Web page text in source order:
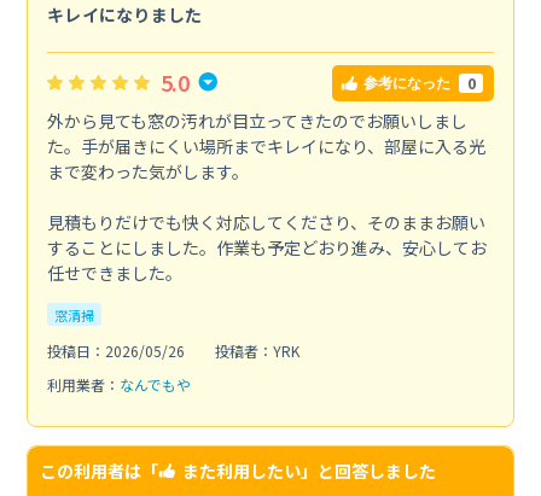
キレイになりました
5.0 参考になった 0
外から見ても窓の汚れが目立ってきたのでお願いしまし
た。手が届きにくい場所までキレイになり、部屋に入る光
まで変わった気がします。
見積もりだけでも快く対応してくださり、そのままお願い
することにしました。作業も予定どおり進み、安心してお
任せできました。
窓清掃
投稿日：2026/05/26
投稿者：YRK
利用業者： なんでもや
この利用者は「 また利用したい」と回答しました